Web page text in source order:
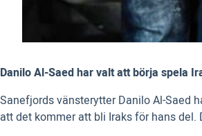
Danilo Al-Saed har valt att börja spela
Sanefjords vänsterytter Danilo Al-Saed
att det kommer att bli Iraks för hans